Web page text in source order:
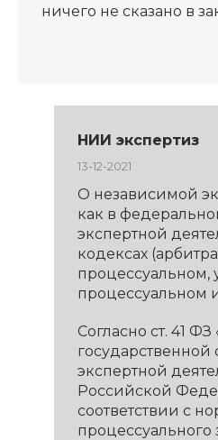
ничего не сказано в
НИИ экспертиз
13-12-2021
О независимой
как в
экспертной
кодексах
процессуальном,
процессуальном
Согласно ст. 41 ФЗ
государственной
экспертной
Российской
соответствии с
процессуального